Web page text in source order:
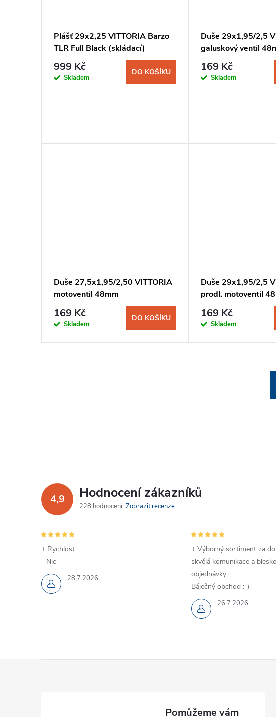
Plášť 29x2,25 VITTORIA Barzo
TLR Full Black (skládací)
999 Kč
Skladem
DO KOŠÍKU
Duše 29x1,95/2,5
galuskový ventil
169 Kč
Skladem
Duše 27,5x1,95/2,50 VITTORIA
motoventil 48mm
169 Kč
Skladem
DO KOŠÍKU
Duše 29x1,95/2,5
prodl. motoventil
169 Kč
Skladem
d
a
c
p
r
v
k
ý
4,9 Hodnocení zákazníků
228 hodnocení Zobrazit recenze
28.7.2026
+ Rychlost
- Nic
26.7.2026
+ Výborný sortiment za
skvělá komunikace a
objednávky.
Báječný obchod :-)